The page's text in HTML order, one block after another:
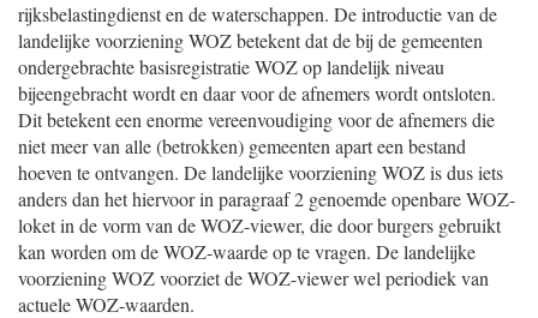
rijksbelastingdienst en de waterschappen. De introductie van de
landelijke voorziening WOZ betekent dat de bij de gemeenten
ondergebrachte basisregistratie WOZ op landelijk niveau
bijeengebracht wordt en daar voor de afnemers wordt ontsloten.
Dit betekent een enorme vereenvoudiging voor de afnemers die
niet meer van alle (betrokken) gemeenten apart een bestand
hoeven te ontvangen. De landelijke voorziening WOZ is dus iets
anders dan het hiervoor in paragraaf 2 genoemde openbare WOZ-
loket in de vorm van de WOZ-viewer, die door burgers gebruikt
kan worden om de WOZ-waarde op te vragen. De landelijke
voorziening WOZ voorziet de WOZ-viewer wel periodiek van
actuele WOZ-waarden.